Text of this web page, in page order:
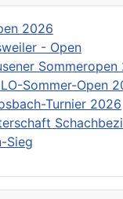
2026
- Open
Sommeropen
Sommer-Open
Turnier 2026
Sieg